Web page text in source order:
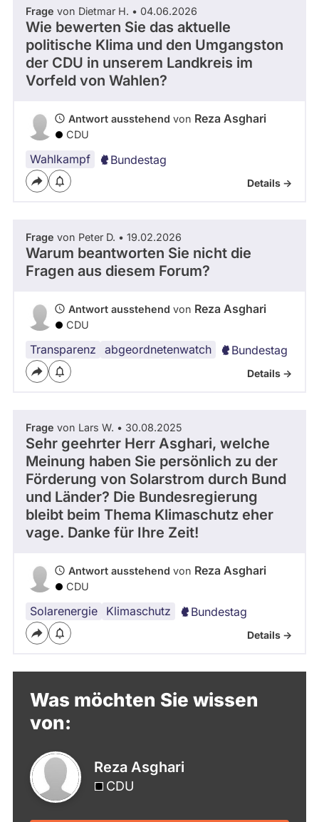
.
0
.
2
0
f
ü
r
H
e
i
n
g
O
e
n
d
e
u
n
d
e
s
t
a
g
c
h
g
e
r
t
Frage von Dietmar H. • 04.06.2026
Wie bewerten Sie das aktuelle
politische Klima und den Umgangston
der CDU in unserem Landkreis im
Vorfeld von Wahlen?
Antwort ausstehend von Reza Asghari
CDU
Wahlkampf Bundestag
Details ->
Frage von Peter D. • 19.02.2026
Warum beantworten Sie nicht die
Fragen aus diesem Forum?
Antwort ausstehend von Reza Asghari
CDU
Transparenz abgeordnetenwatch Bundestag
Details ->
Frage von Lars W. • 30.08.2025
Sehr geehrter Herr Asghari, welche
Meinung haben Sie persönlich zu der
Förderung von Solarstrom durch Bund
und Länder? Die Bundesregierung
bleibt beim Thema Klimaschutz eher
vage. Danke für Ihre Zeit!
Antwort ausstehend von Reza Asghari
CDU
Solarenergie Klimaschutz Bundestag
Details ->
Was möchten Sie wissen
von:
Reza Asghari
CDU